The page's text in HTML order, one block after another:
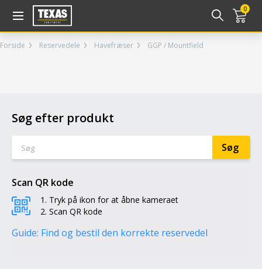
0
Forside Reservedele Havefræser GGP / Mountfield
Søg efter produkt
Scan QR kode
Tryk på ikon for at åbne kameraet
Scan QR kode
Guide: Find og bestil den korrekte reservedel